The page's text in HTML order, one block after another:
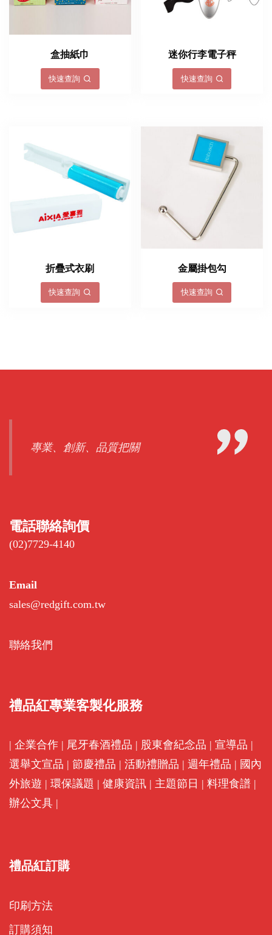
盒抽紙巾
快速查詢
迷你行李電子秤
快速查詢
折疊式衣刷
快速查詢
金屬掛包勾
快速查詢
專業、創新、品質把關
電話聯絡詢價
(02)7729-4140
Email
sales@redgift.com.tw
聯絡我們
禮品紅專業客製化服務
| 企業合作 | 尾牙春酒禮品 | 股東會紀念品 | 宣導品 |
選舉文宣品 | 節慶禮品 | 活動禮贈品 | 週年禮品 | 國內
外旅遊 | 環保議題 | 健康資訊 | 主題節日 | 料理食譜 |
辦公文具 |
禮品紅訂購
印刷方法
訂購須知